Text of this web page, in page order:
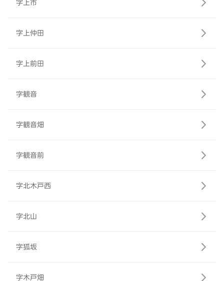
字上市
字上仲田
字上前田
字観音
字観音畑
字観音前
字北木戸西
字北山
字狐坂
字木戸畑